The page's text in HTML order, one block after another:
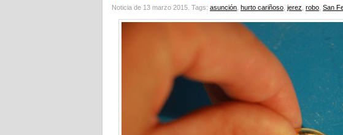
Noticia de 13 marzo 2015. Tags: asunción hurto cariñoso jerez robo San